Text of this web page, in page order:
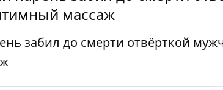
массаж
забил до смерти отвёрткой